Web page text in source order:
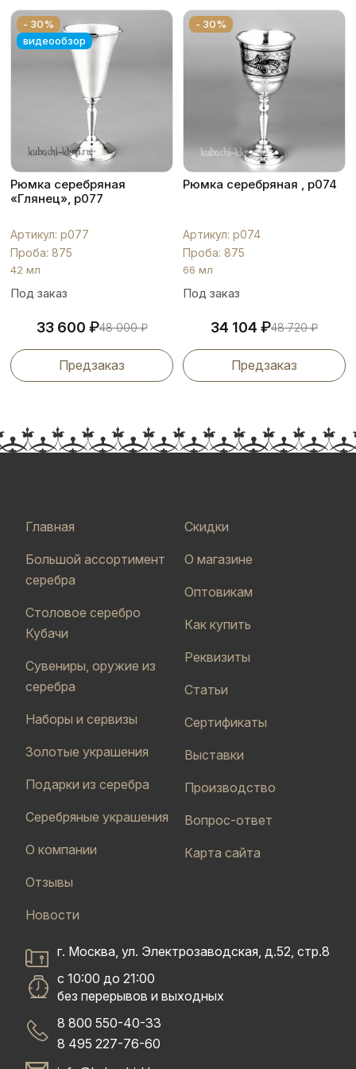
- 30%
видеообзор
Рюмка серебряная
«Глянец», р077
Артикул: р077
Проба: 875
42 мл
Под заказ
33 600 ₽48 000₽
Предзаказ
- 30%
Рюмка серебряная , р074
Артикул: р074
Проба: 875
66 мл
Под заказ
34 104 ₽48 720₽
Предзаказ
Главная
Большой ассортимент
серебра
Столовое серебро
Кубачи
Сувениры, оружие из
серебра
Наборы и сервизы
Золотые украшения
Подарки из серебра
Серебряные украшения
О компании
Отзывы
Новости
Скидки
О магазине
Оптовикам
Как купить
Реквизиты
Статьи
Сертификаты
Выставки
Производство
Вопрос-ответ
Карта сайта
г. Москва, ул. Электрозаводская, д.52, стр.8
с 10:00 до 21:00
без перерывов и выходных
8 800 550-40-33
8 495 227-76-60